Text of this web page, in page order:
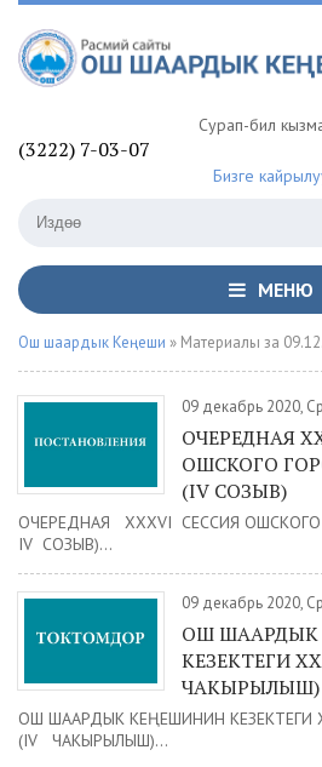
Сурап-билүү
(3222) 7-03-07
Бизге
МЕНЮ
Ош шаардык Кеңеши » Материалы за
09 декабрь 2020,
ОЧЕРЕДНАЯ
ОШСКОГО
(IV СОЗЫВ)
ОЧЕРЕДНАЯ XXXVI СЕССИЯ
IV СОЗЫВ)...
09 декабрь 2020,
ОШ ШААРДЫК
КЕЗЕКТЕГИ
ЧАКЫРЫЛЫШ)
ОШ ШААРДЫК КЕҢЕШИНИН КЕЗЕКТЕГИ
(IV ЧАКЫРЫЛЫШ)...